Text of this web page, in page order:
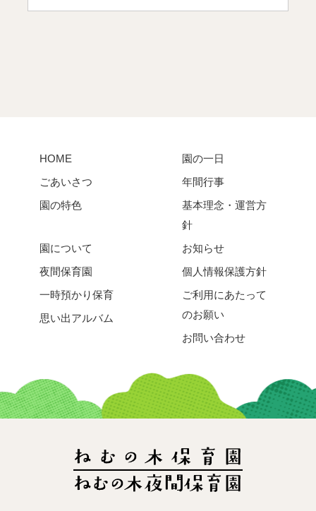
HOME
ごあいさつ
園の特色
園の一日
年間行事
基本理念・運営方
針
園について
夜間保育園
一時預かり保育
思い出アルバム
お知らせ
個人情報保護方針
ご利用にあたって
のお願い
お問い合わせ